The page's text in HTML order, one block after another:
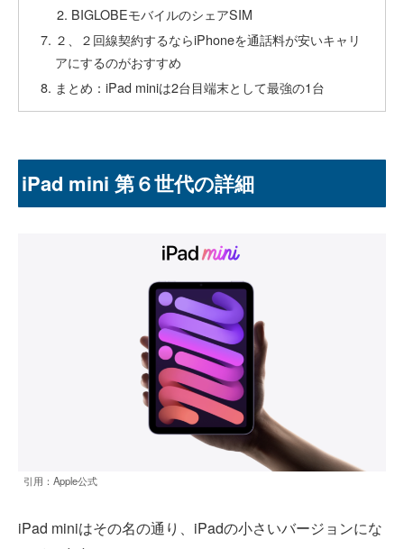
BIGLOBEモバイルのシェアSIM
２、２回線契約するならiPhoneを通話料が安いキャリ
アにするのがおすすめ
まとめ：iPad miniは2台目端末として最強の1台
iPad mini 第６世代の詳細
引用：Apple公式
iPad miniはその名の通り、iPadの小さいバージョンにな